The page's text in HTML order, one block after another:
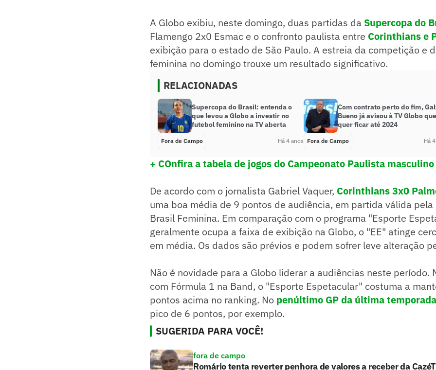
A Globo exibiu, neste domingo, duas partidas da Supercopa do
Flamengo 2x0 Esmac e o confronto paulista entre Corinthians e
exibição para o estado de São Paulo. A estreia da competição e
feminina no domingo trouxe um resultado significativo.
RELACIONADAS
Supercopa do Brasil: entenda o
que levou a Globo a investir no
futebol feminino na TV aberta
Fora de Campo Há 4 anos
Com contrato perto do fim,
Bueno já avisou à TV Globo que
quer ficar até 2024
Fora de Campo Há
+ COnfira a tabela de jogos do Campeonato Paulista
De acordo com o jornalista Gabriel Vaquer, Corinthians 3x0
uma boa média de 9 pontos de audiência, em partida válida
Brasil Feminina. Em comparação com o programa "Esporte
geralmente ocupa a faixa de exibição na Globo, o "EE" atinge
em média. Os dados são prévios e podem sofrer leve alteração
Não é novidade para a Globo liderar a audiências neste período.
com Fórmula 1 na Band, o "Esporte Espetacular" costuma a
pontos acima no ranking. No penúltimo GP da última temporada
pico de 6 pontos, por exemplo.
SUGERIDA PARA VOCÊ!
fora de campo
Romário tenta reverter penhora de valores a receber da